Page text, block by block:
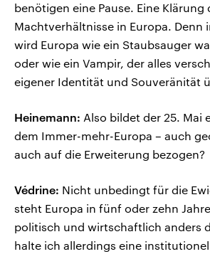
benötigen eine Pause. Eine Klärung
Machtverhältnisse in Europa. Denn
wird Europa wie ein Staubsauger
oder wie ein Vampir, der alles
eigener Identität und Souveränität
Heinemann: Also bildet der 25. Mai
dem Immer-mehr-Europa – auch
auch auf die Erweiterung bezogen?
Védrine: Nicht unbedingt für die
steht Europa in fünf oder zehn
politisch und wirtschaftlich anders
halte ich allerdings eine